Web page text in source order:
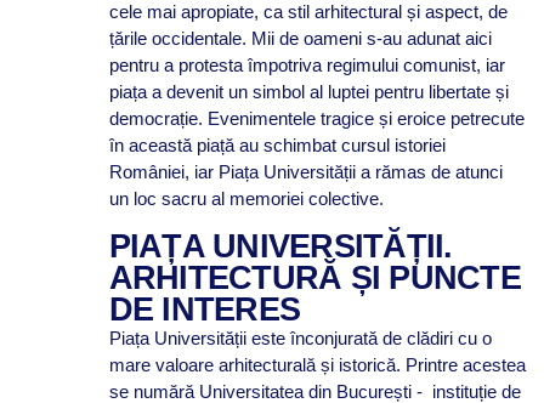
cele mai apropiate, ca stil arhitectural și aspect, de
țările occidentale. Mii de oameni s-au adunat aici
pentru a protesta împotriva regimului comunist, iar
piața a devenit un simbol al luptei pentru libertate și
democrație. Evenimentele tragice și eroice petrecute
în această piață au schimbat cursul istoriei
României, iar Piața Universității a rămas de atunci
un loc sacru al memoriei colective.
PIAȚA UNIVERSITĂȚII.
ARHITECTURĂ ȘI PUNCTE
DE INTERES
Piața Universității este înconjurată de clădiri cu o
mare valoare arhitecturală și istorică. Printre acestea
se numără Universitatea din București - instituție de